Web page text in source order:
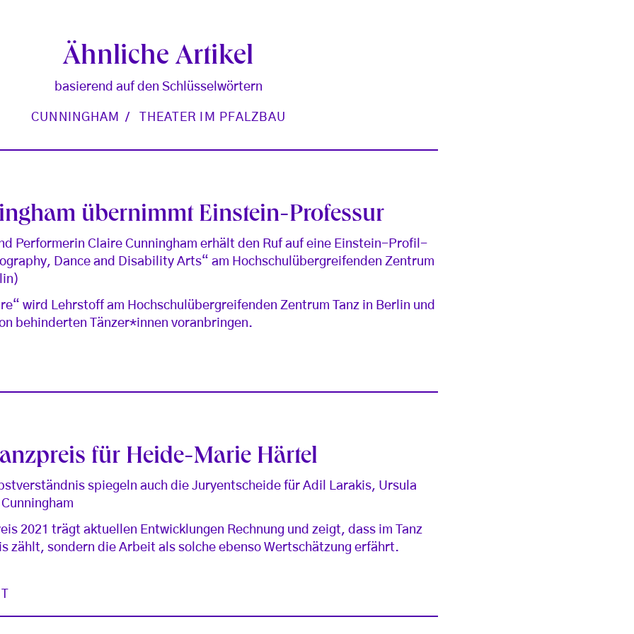
Ähnliche Artikel
basierend auf den Schlüsselwörtern
CUNNINGHAM THEATER IM PFALZBAU
übernimmt Einstein-Professur
Performerin Claire Cunningham erhält den Ruf auf eine Einstein-Profil-
Dance and Disability Arts“ am Hochschulübergreifenden Zentrum
wird Lehrstoff am Hochschulübergreifenden Zentrum Tanz in Berlin und
behinderten Tänzer*innen voranbringen.
für Heide-Marie Härtel
spiegeln auch die Juryentscheide für Adil Larakis, Ursula
2021 trägt aktuellen Entwicklungen Rechnung und zeigt, dass im Tanz
zählt, sondern die Arbeit als solche ebenso Wertschätzung erfährt.